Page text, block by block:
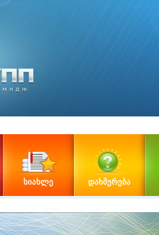
სიახლე დახმერება